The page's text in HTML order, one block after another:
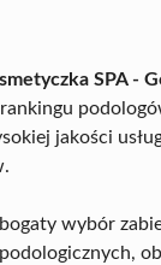
SPA -
jakości
wybór